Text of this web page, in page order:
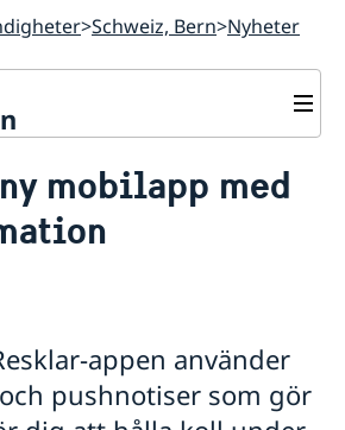
Schweiz, Bern Nyheter
företag
i Schweiz
mobilapp med
appen använder
pushnotiser som gör